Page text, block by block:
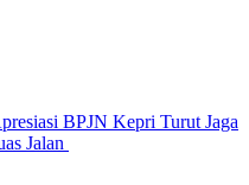
BPJN Kepri Turut Jaga
Jalan